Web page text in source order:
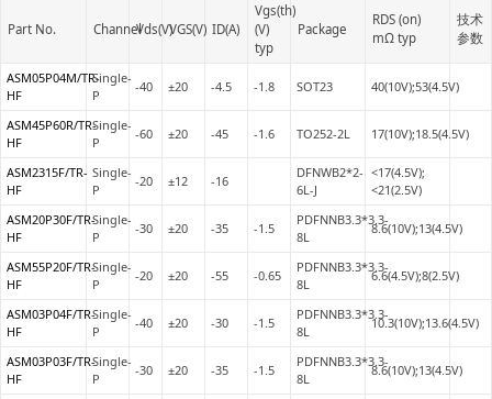
Part No. ChannelVds(V)VGS(V) ID(A)
Vgs(th)
(V)
typ
Package
RDS (on)
mΩ typ
技术
参数
ASM05P04M/TR-
HF
Single-
P
-40 ±20 -4.5 -1.8 SOT23 40(10V);53(4.5V)
ASM45P60R/TR-
HF
Single-
P
-60 ±20 -45 -1.6 TO252-2L 17(10V);18.5(4.5V)
ASM2315F/TR-
HF
Single-
P
-20 ±12 -16
DFNWB2*2-
6L-J
<17(4.5V);
<21(2.5V)
ASM20P30F/TR-
HF
Single-
P
-30 ±20 -35 -1.5
PDFNNB3.3*3.3-
8L
8.6(10V);13(4.5V)
ASM55P20F/TR-
HF
Single-
P
-20 ±20 -55 -0.65
PDFNNB3.3*3.3-
8L
6.6(4.5V);8(2.5V)
ASM03P04F/TR-
HF
Single-
P
-40 ±20 -30 -1.5
PDFNNB3.3*3.3-
8L
10.3(10V);13.6(4.5V)
ASM03P03F/TR-
HF
Single-
P
-30 ±20 -35 -1.5
PDFNNB3.3*3.3-
8L
8.6(10V);13(4.5V)